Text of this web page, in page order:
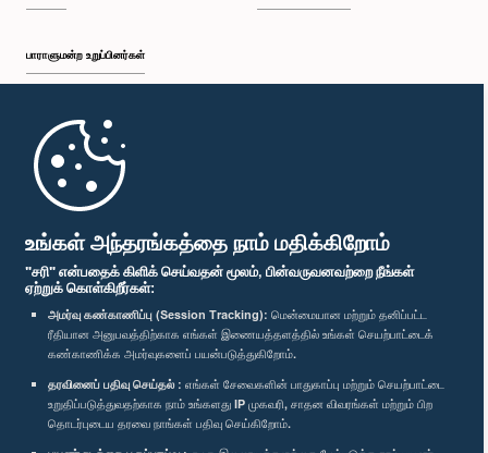
உங்கள் அந்தரங்கத்தை நாம் மதிக்கிறோம்
"சரி" என்பதைக் கிளிக் செய்வதன் மூலம், பின்வருவனவற்றை நீங்கள்
ஏற்றுக் கொள்கிறீர்கள்:
அமர்வு கண்காணிப்பு (Session Tracking): மென்மையான மற்றும் தனிப்பட்ட
ரீதியான அனுபவத்திற்காக எங்கள் இணையத்தளத்தில் உங்கள் செயற்பாட்டைக்
கண்காணிக்க அமர்வுகளைப் பயன்படுத்துகிறோம்.
தரவினைப் பதிவு செய்தல் : எங்கள் சேவைகளின் பாதுகாப்பு மற்றும் செயற்பாட்டை
உறுதிப்படுத்துவதற்காக நாம் உங்களது IP முகவரி, சாதன விவரங்கள் மற்றும் பிற
தொடர்புடைய தரவை நாங்கள் பதிவு செய்கிறோம்.
பாராளுமன்ற உறுப்பினர்கள்
முதற்பக்கம்
பாராளுமன்ற கையடக்க செயலி
எம்மை பின்தொடர்க :
விருதுகள்